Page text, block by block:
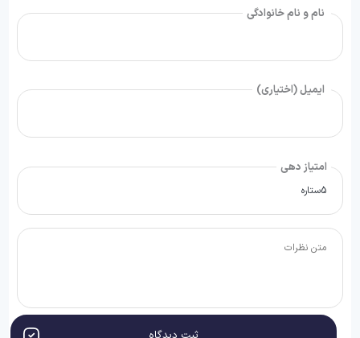
نام و نام خانوادگی
ایمیل (اختیاری)
امتیاز دهی